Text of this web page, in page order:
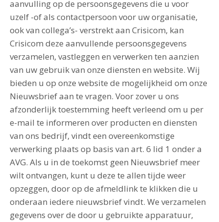
aanvulling op de persoonsgegevens die u voor
uzelf -of als contactpersoon voor uw organisatie,
ook van collega’s- verstrekt aan Crisicom, kan
Crisicom deze aanvullende persoonsgegevens
verzamelen, vastleggen en verwerken ten aanzien
van uw gebruik van onze diensten en website. Wij
bieden u op onze website de mogelijkheid om onze
Nieuwsbrief aan te vragen. Voor zover u ons
afzonderlijk toestemming heeft verleend om u per
e-mail te informeren over producten en diensten
van ons bedrijf, vindt een overeenkomstige
verwerking plaats op basis van art. 6 lid 1 onder a
AVG. Als u in de toekomst geen Nieuwsbrief meer
wilt ontvangen, kunt u deze te allen tijde weer
opzeggen, door op de afmeldlink te klikken die u
onderaan iedere nieuwsbrief vindt. We verzamelen
gegevens over de door u gebruikte apparatuur,